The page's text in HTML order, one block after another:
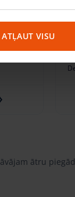
ātru
ATĻAUT VISU